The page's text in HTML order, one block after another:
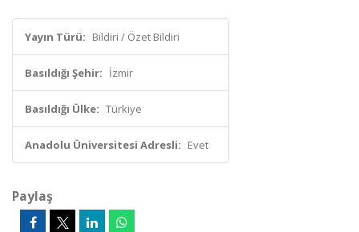
Yayın Türü: Bildiri / Özet Bildiri
Basıldığı Şehir: İzmir
Basıldığı Ülke: Türkiye
Anadolu Üniversitesi Adresli: Evet
Paylaş